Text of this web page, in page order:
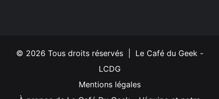
© 2026 Tous droits réservés | Le Café du Geek -
LCDG
Mentions légales